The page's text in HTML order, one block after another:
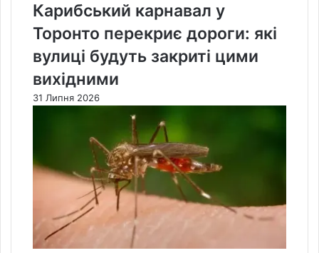
Карибський карнавал у
Торонто перекриє дороги: які
вулиці будуть закриті цими
вихідними
31 Липня 2026